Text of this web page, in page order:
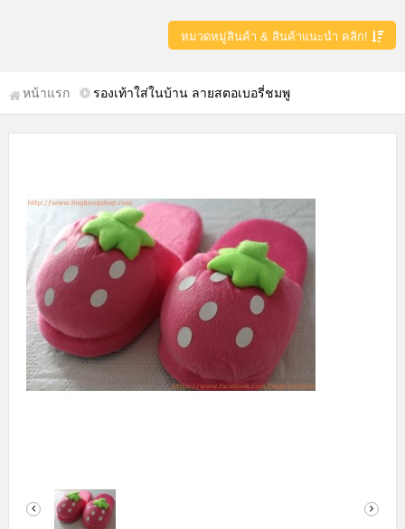
หมวดหมู่สินค้า & สินค้าแนะนำ คลิก!
หน้าแรก รองเท้าใส่ในบ้าน ลายสตอเบอรี่ชมพู